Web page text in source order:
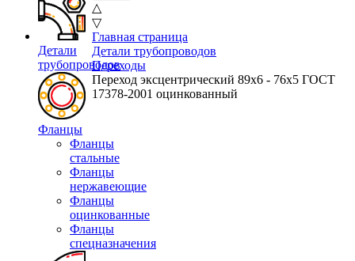
Детали
трубопроводов
Фланцы
Фланцы
стальные
Фланцы
нержавеющие
Фланцы
оцинкованные
Фланцы
спецназначения
△
▽
Главная страница
Детали трубопроводов
Переходы
Переход эксцентрический 89х6 - 76х5 ГОСТ
17378-2001 оцинкованный